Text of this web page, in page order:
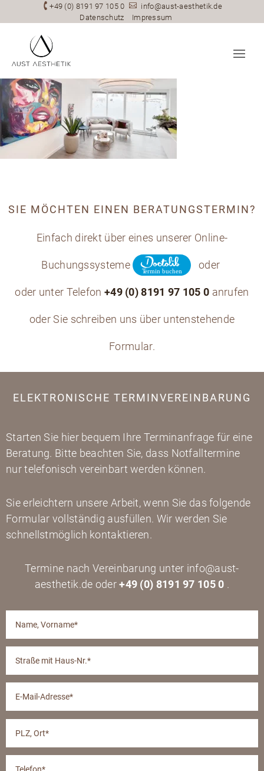
+49 (0) 8191 97 105 0  info@aust-aesthetik.de
Datenschutz
Impressum
SIE MÖCHTEN EINEN BERATUNGSTERMIN?
Einfach direkt über eines unserer Online-
Buchungssysteme oder
oder unter Telefon +49 (0) 8191 97 105 0 anrufen
oder Sie schreiben uns über untenstehende
Formular.
ELEKTRONISCHE TERMINVEREINBARUNG
Starten Sie hier bequem Ihre Terminanfrage für eine
Beratung. Bitte beachten Sie, dass Notfalltermine
nur telefonisch vereinbart werden können.
Sie erleichtern unsere Arbeit, wenn Sie das folgende
Formular vollständig ausfüllen. Wir werden Sie
schnellstmöglich kontaktieren.
Termine nach Vereinbarung unter info@aust-
aesthetik.de oder+49 (0) 8191 97 105 0 .